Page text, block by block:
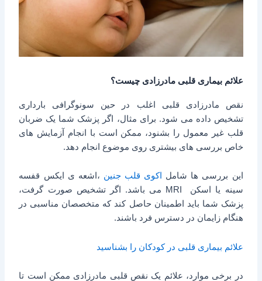
علائم بیماری قلبی مادرزادی چیست؟
نقص مادرزادی قلبی اغلب در حین سونوگرافی بارداری
تشخیص داده می شود. برای مثال، اگر پزشک شما یک ضربان
قلب غیر معمول را بشنود، ممکن است با انجام آزمایش های
خاص بررسی های بیشتری روی موضوع انجام دهد.
این بررسی ها شامل اکوی قلب جنین ،اشعه ی ایکس قفسه
سینه یا اسکن MRI می باشد. اگر تشخیص صورت گرفت،
پزشک شما باید اطمینان حاصل کند که متخصصان مناسبی در
هنگام زایمان در دسترس فرد باشند.
علائم بیماری قلبی در کودکان را بشناسید
در برخی موارد، علائم یک نقص قلبی مادرزادی ممکن است تا